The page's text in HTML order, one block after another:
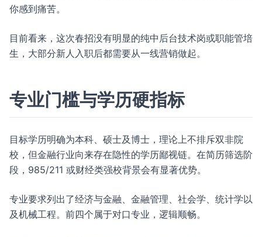
你感到痛苦。
目前看来，这次春招没有明显的纯中后台技术岗或职能管培
生，大部分新人入职后都需要从一线营销做起。
专业门槛与学历硬指标
目标学历明确为本科、硕士及博士，理论上不排斥双非院
校，但金融行业向来存在隐性的学历鄙视链。在简历筛选阶
段，985/211 或财经类强校背景会有显著优势。
专业要求列出了经济与金融、金融管理、社会学、统计学以
及机械工程。前四个属于对口专业，逻辑顺畅。